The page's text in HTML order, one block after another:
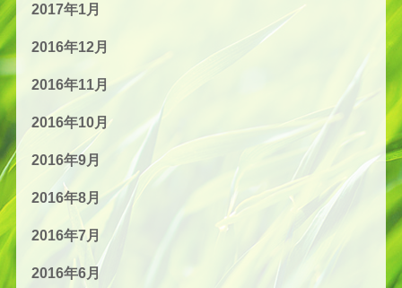
2017年1月
2016年12月
2016年11月
2016年10月
2016年9月
2016年8月
2016年7月
2016年6月